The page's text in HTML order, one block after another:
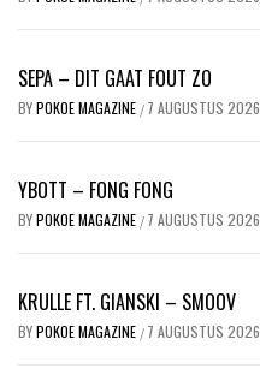
SEPA – DIT GAAT FOUT ZO
BYPOKOE MAGAZINE / 7 AUGUSTUS 2026
YBOTT – FONG FONG
BYPOKOE MAGAZINE / 7 AUGUSTUS 2026
KRULLE FT. GIANSKI – SMOOV
BYPOKOE MAGAZINE / 7 AUGUSTUS 2026